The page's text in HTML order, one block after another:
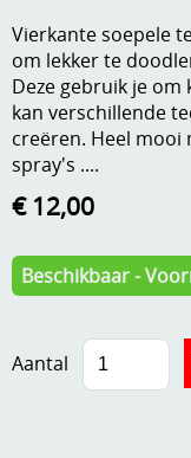
Handige extra's
Hout , MDF,
Kleurmateriaal-
Kneedmateriaal
Knipvellen
Merken
Vierkante soepele
om lekker te
Deze gebruik je om
kan verschillende
creëren. Heel
spray's ....
€ 12,00
Beschikbaar -
Aantal